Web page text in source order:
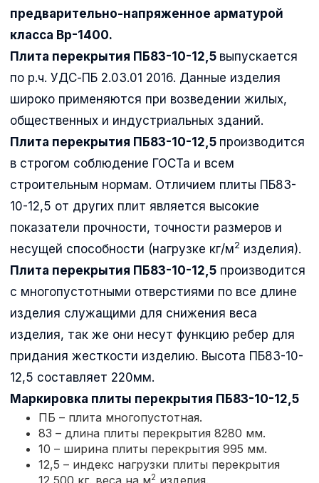
предварительно-напряженное арматурой
класса Вр-1400.
Плита перекрытия ПБ83-10-12,5 выпускается
по р.ч. УДС-ПБ 2.03.01 2016. Данные изделия
широко применяются при возведении жилых,
общественных и индустриальных зданий.
Плита перекрытия ПБ83-10-12,5 производится
в строгом соблюдение ГОСТа и всем
строительным нормам. Отличием плиты ПБ83-
10-12,5 от других плит является высокие
показатели прочности, точности размеров и
несущей способности (нагрузке кг/м2 изделия).
Плита перекрытия ПБ83-10-12,5 производится
с многопустотными отверстиями по все длине
изделия служащими для снижения веса
изделия, так же они несут функцию ребер для
придания жесткости изделию. Высота ПБ83-10-
12,5 составляет 220мм.
Маркировка плиты перекрытия ПБ83-10-12,5
ПБ – плита многопустотная.
83 – длина плиты перекрытия 8280 мм.
10 – ширина плиты перекрытия 995 мм.
12,5 – индекс нагрузки плиты перекрытия
12,500 кг. веса на м2 изделия.